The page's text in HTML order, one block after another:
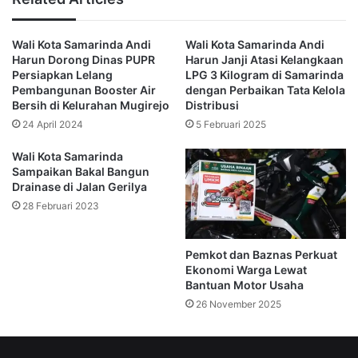
memasukan rencana tersebut ke dalam Rencana Detail
Tata Ruang (RDTR) Kota Samarinda.
Sehingga rencana pembangunan kota Palaran sebagai kota
satelit hanya perlu disinkronkan.
“Kebetulan kita memang sudah ada, tinggal mensinkronkan
saja lagi bagaimana itu nanti dihubungkan dengan
pengembangan di IKN,” katanya.
Kecamatan Palaran nantinya akan dirancang dari nol
dengan konsep modern dan berkelanjutan.
Hal itu untuk menciptakan tata kota yang kenyamanan dan
Wali Kota Samarinda Andi
Harun Dorong Dinas PUPR
Persiapkan Lelang
Pembangunan Booster Air
Bersih di Kelurahan Mugirejo
24 April 2024
Wali Kota Samarinda Andi
Harun Janji Atasi Kelangkaan
LPG 3 Kilogram di Samarinda
dengan Perbaikan Tata Kelola
Distribusi
5 Februari 2025
Wali Kota Samarinda
Sampaikan Bakal Bangun
Drainase di Jalan Gerilya
28 Februari 2023
Pemkot dan Baznas Perkuat
Ekonomi Warga Lewat
Bantuan Motor Usaha
26 November 2025